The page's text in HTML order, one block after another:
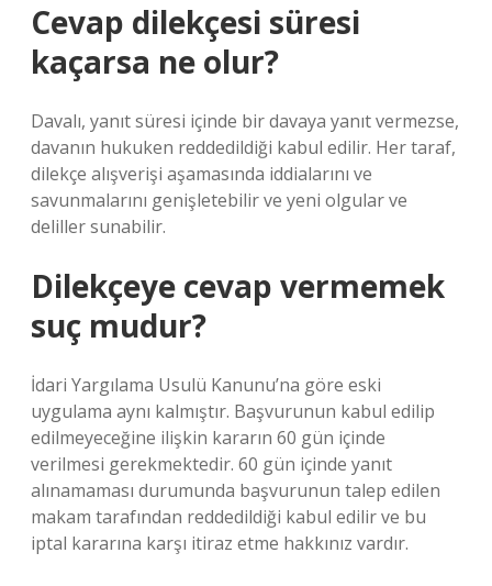
Cevap dilekçesi süresi
kaçarsa ne olur?
Davalı, yanıt süresi içinde bir davaya yanıt vermezse,
davanın hukuken reddedildiği kabul edilir. Her taraf,
dilekçe alışverişi aşamasında iddialarını ve
savunmalarını genişletebilir ve yeni olgular ve
deliller sunabilir.
Dilekçeye cevap vermemek
suç mudur?
İdari Yargılama Usulü Kanunu’na göre eski
uygulama aynı kalmıştır. Başvurunun kabul edilip
edilmeyeceğine ilişkin kararın 60 gün içinde
verilmesi gerekmektedir. 60 gün içinde yanıt
alınamaması durumunda başvurunun talep edilen
makam tarafından reddedildiği kabul edilir ve bu
iptal kararına karşı itiraz etme hakkınız vardır.